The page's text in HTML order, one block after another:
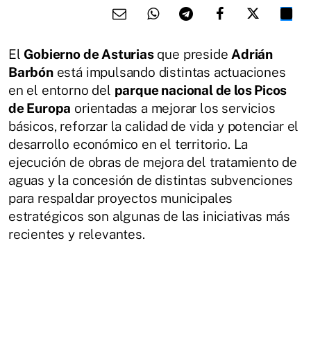
El Gobierno de Asturiasque preside Adrián
Barbónestá impulsando distintas actuaciones
en el entorno del parque nacional de los Picos
de Europa orientadas a mejorar los servicios
básicos, reforzar la calidad de vida y potenciar el
desarrollo económico en el territorio. La
ejecución de obras de mejora del tratamiento de
aguas y la concesión de distintas subvenciones
para respaldar proyectos municipales
estratégicos son algunas de las iniciativas más
recientes y relevantes.